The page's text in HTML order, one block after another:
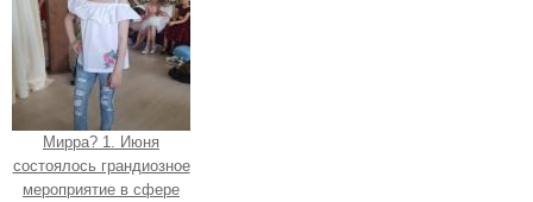
Мирра? 1. Июня
состоялось грандиозное
мероприятие в сфере